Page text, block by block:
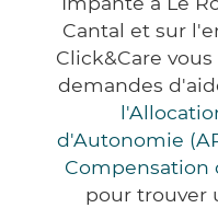
Cantal et sur
Click&Care
demandes
d'Autonomie
Compensation
pour trouver